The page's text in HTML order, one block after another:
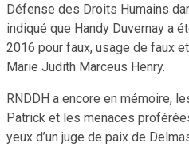
Défense des Droits Humains
indiqué que Handy Duvernay a
2016 pour faux, usage de faux
Marie Judith Marceus Henry.
RNDDH a encore en mémoire,
Patrick et les menaces
yeux d’un juge de paix de